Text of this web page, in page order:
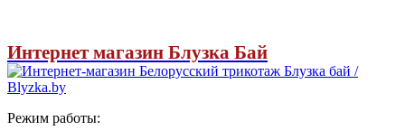
Интернет магазин Блузка Бай
Режим работы: